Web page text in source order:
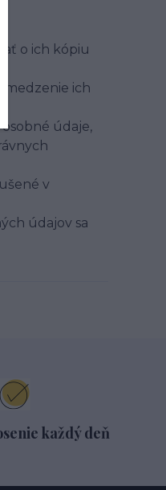
o ich kópiu
ich
údaje,
v
údajov sa
každý deň